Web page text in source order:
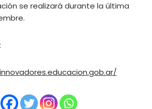
se realizará durante la última